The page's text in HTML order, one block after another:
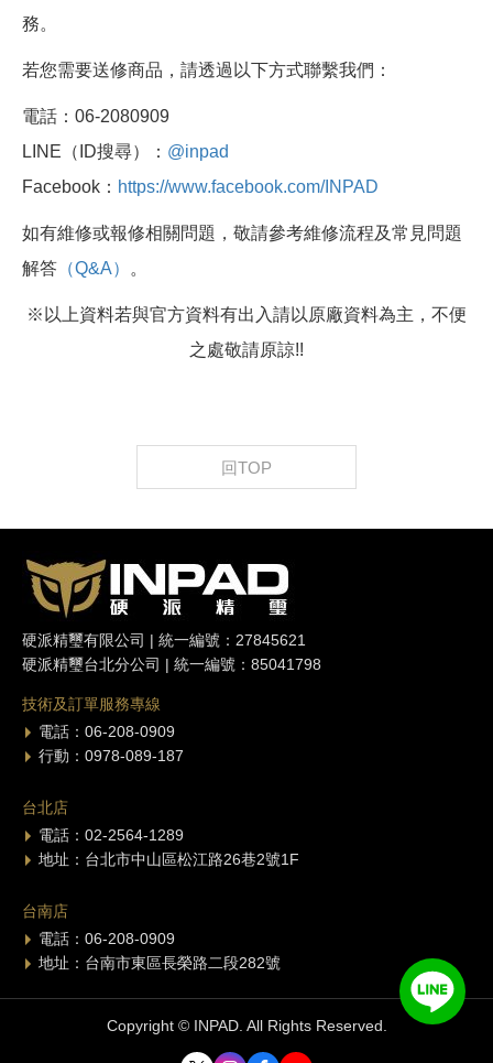
務。
若您需要送修商品，請透過以下方式聯繫我們：
電話：06-2080909
LINE（ID搜尋）： @inpad
Facebook： https://www.facebook.com/INPAD
如有維修或報修相關問題，敬請參考維修流程及常見問題
解答 （Q&A） 。
※以上資料若與官方資料有出入請以原廠資料為主，不便
之處敬請原諒!!
回TOP
硬派精璽有限公司 | 統一編號：27845621
硬派精璽台北分公司 | 統一編號：85041798
技術及訂單服務專線
電話：06-208-0909
行動：0978-089-187
台北店
電話：02-2564-1289
地址：台北市中山區松江路26巷2號1F
台南店
電話：06-208-0909
地址：台南市東區長榮路二段282號
Copyright © INPAD. All Rights Reserved.